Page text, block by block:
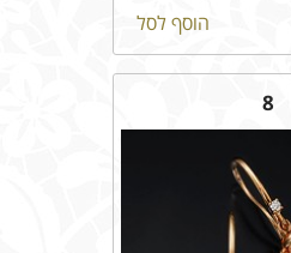
הוסף לסל
8